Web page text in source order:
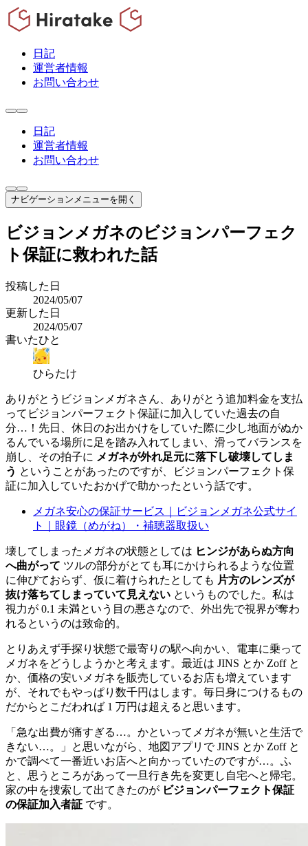
日記
運営者情報
お問い合わせ
日記
運営者情報
お問い合わせ
ナビゲーションメニューを開く
ビジョンメガネのビジョンパーフェク
ト保証に救われた話
投稿した日
2024/05/07
更新した日
2024/05/07
書いたひと
ひらたけ
ありがとうビジョンメガネさん、ありがとう追加料金を支払
ってビジョンパーフェクト保証に加入していた過去の自
分…！先日、休日のお出かけをしていた際に少し地面がぬか
るんでいる場所に足を踏み入れてしまい、滑ってバランスを
崩し、その拍子に メガネが外れ足元に落下し破壊してしま
う ということがあったのですが、ビジョンパーフェクト保
証に加入していたおかげで助かったという話です。
メガネ安心の保証サービス｜ビジョンメガネ公式サイ
ト｜眼鏡（めがね）・補聴器取扱い
壊してしまったメガネの状態としては ヒンジがあらぬ方向
へ曲がって ツルの部分がとても耳にかけられるような位置
に伸びておらず、仮に着けられたとしても 片方のレンズが
抜け落ちてしまっていて見えない というものでした。私は
視力が 0.1 未満という目の悪さなので、外出先で視界が奪わ
れるというのは致命的。
とりあえず手探り状態で最寄りの駅へ向かい、電車に乗って
メガネをどうしようかと考えます。最近は JINS とか Zoff と
か、価格の安いメガネを販売しているお店も増えています
が、それでもやっぱり数千円はします。毎日身につけるもの
だからとこだわれば 1 万円は超えると思います。
「急な出費が痛すぎる…。かといってメガネが無いと生活で
きない…。」と思いながら、地図アプリで JINS とか Zoff と
かで調べて一番近いお店へと向かっていたのですが…。ふ
と、思うところがあって一旦行き先を変更し自宅へと帰宅。
家の中を捜索して出てきたのが ビジョンパーフェクト保証
の保証加入者証 です。